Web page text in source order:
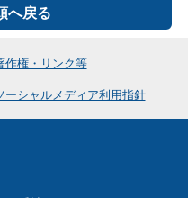
へ戻る
作権・リンク等
ーシャルメディア利用指針